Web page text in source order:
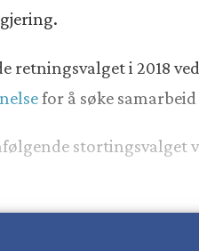
i 2018
for å søke
stortingsvalget